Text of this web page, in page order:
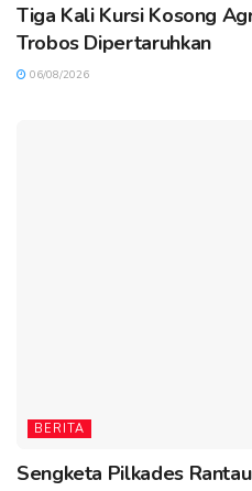
Tiga Kali Kursi Kosong
Trobos Dipertaruhkan
06/08/2026
BERITA
Sengketa Pilkades